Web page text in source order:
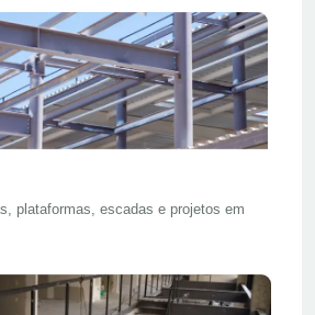
plataformas, escadas e projetos em